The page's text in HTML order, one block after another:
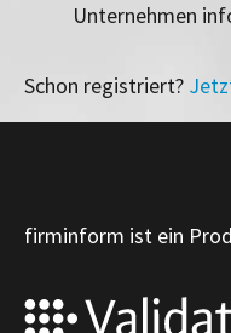
Unternehmen
Schon registriert?
firminform ist ein